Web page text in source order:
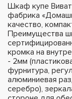
Шкаф купе
фабрика
качество,
Преимущества
кромка на
- 2мм
фурнитура,
алюминиевая
серебро),